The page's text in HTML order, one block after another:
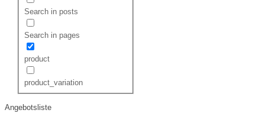
Search in posts
Search in pages
product
product_variation
Angebotsliste